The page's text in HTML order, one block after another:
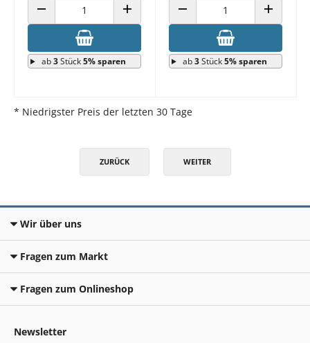
ANZAHL VERRINGERN ANZAHL ERHÖHEN
ab3Stück5% sparen
ANZAHL VERRINGERN ANZAHL
ab3Stück5% sparen
* Niedrigster Preis der letzten 30 Tage
ZURÜCK WEITER
Wir über uns
Fragen zum Markt
Fragen zum Onlineshop
Newsletter